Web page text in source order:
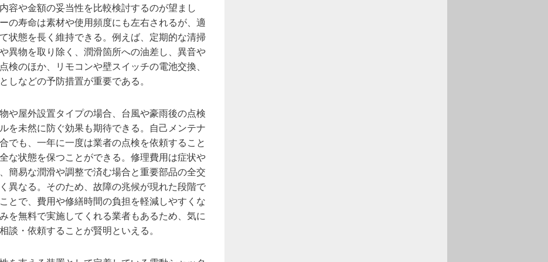
容や金額の妥当性を比較検討するのが望まし
の寿命は素材や使用頻度にも左右されるが、適
状態を長く維持できる。例えば、定期的な清掃
異物を取り除く、潤滑箇所への油差し、異音や
検のほか、リモコンや壁スイッチの電池交換、
しなどの予防措置が重要である。
や屋外設置タイプの場合、台風や豪雨後の点検
を未然に防ぐ効果も期待できる。自己メンテナ
でも、一年に一度は業者の点検を依頼すること
な状態を保つことができる。修理費用は症状や
簡易な潤滑や調整で済む場合と重要部品の全交
異なる。そのため、故障の兆候が現れた段階で
とで、費用や修繕時間の負担を軽減しやすくな
を無料で実施してくれる業者もあるため、気に
談・依頼することが賢明といえる。